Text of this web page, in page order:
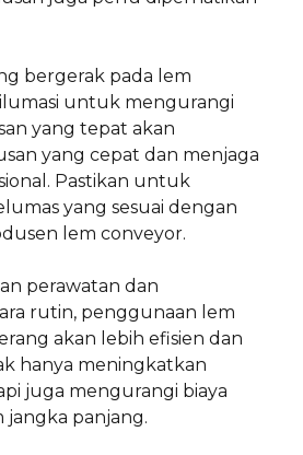
bergerak pada lem
untuk mengurangi
yang tepat akan
yang cepat dan menjaga
Pastikan untuk
yang sesuai dengan
lem conveyor.
perawatan dan
rutin, penggunaan lem
akan lebih efisien dan
hanya meningkatkan
juga mengurangi biaya
jangka panjang.